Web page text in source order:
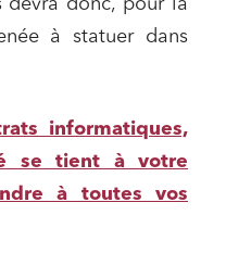
devra donc, pour la
à statuer dans
informatiques,
se tient à votre
à toutes vos